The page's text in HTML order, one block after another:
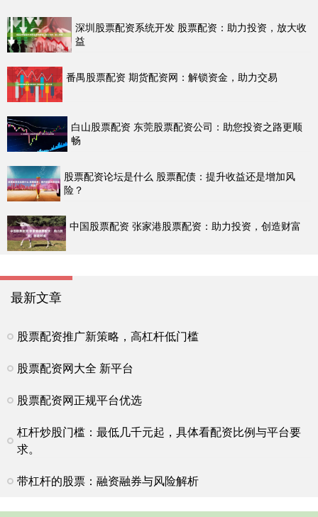
深圳股票配资系统开发 股票配资：助力投资，放大收
益
番禺股票配资 期货配资网：解锁资金，助力交易
白山股票配资 东莞股票配资公司：助您投资之路更顺
畅
股票配资论坛是什么 股票配债：提升收益还是增加风
险？
中国股票配资 张家港股票配资：助力投资，创造财富
最新文章
股票配资推广新策略，高杠杆低门槛
股票配资网大全 新平台
股票配资网正规平台优选
杠杆炒股门槛：最低几千元起，具体看配资比例与平台要
求。
带杠杆的股票：融资融券与风险解析